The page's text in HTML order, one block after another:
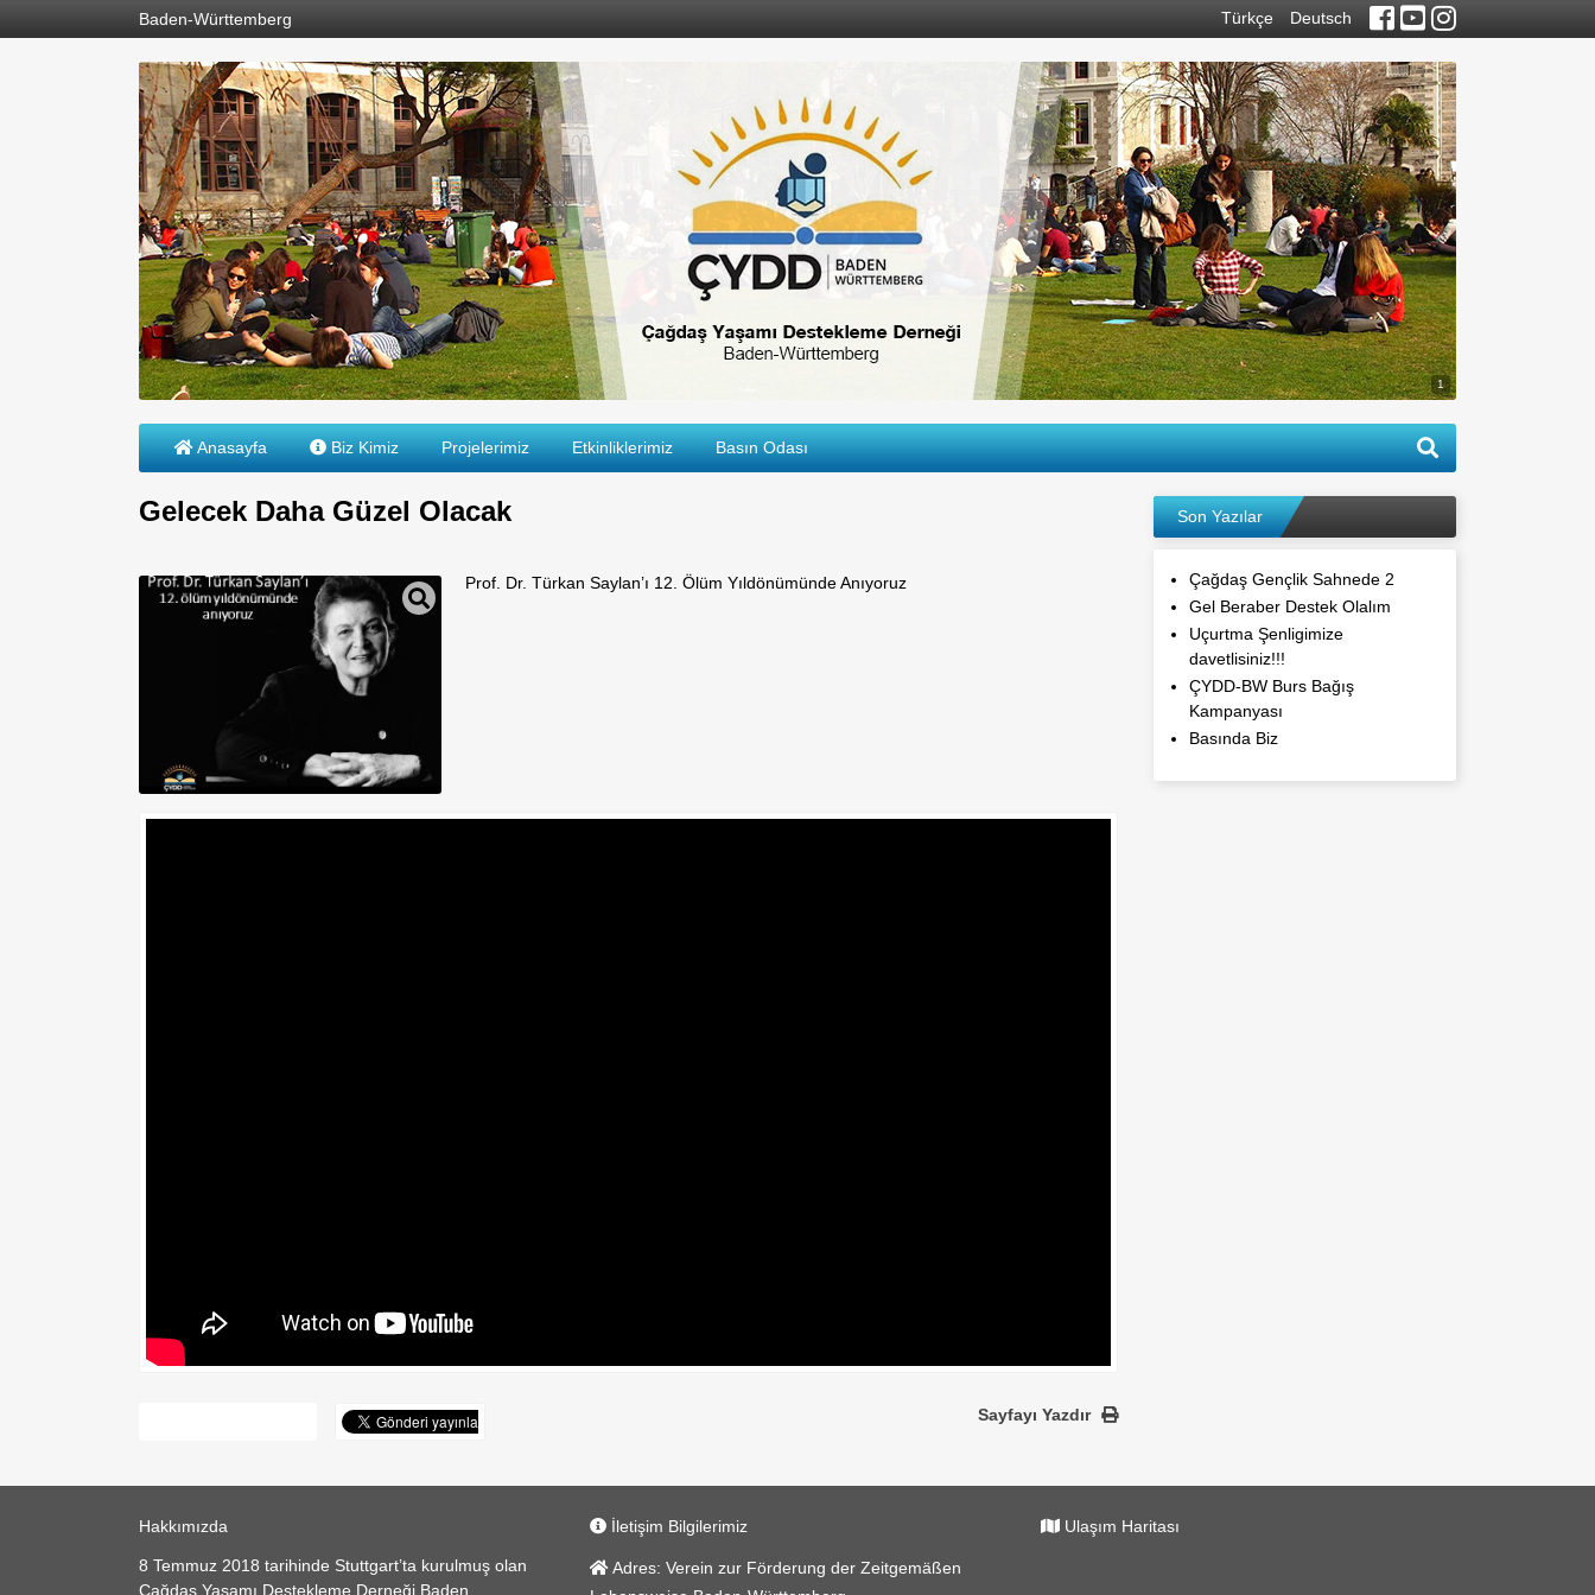
Baden-Württemberg Türkçe Deutsch
1
Anasayfa Biz Kimiz Projelerimiz Etkinliklerimiz Basın Odası
Gelecek Daha Güzel Olacak
Prof. Dr. Türkan Saylan’ı 12. Ölüm Yıldönümünde Anıyoruz
Sayfayı Yazdır
Son Yazılar
Çağdaş Gençlik Sahnede 2
Gel Beraber Destek Olalım
Uçurtma Şenligimize
davetlisiniz!!!
ÇYDD-BW Burs Bağış
Kampanyası
Basında Biz
Hakkımızda
8 Temmuz 2018 tarihinde Stuttgart’ta kurulmuş olan
Çağdaş Yaşamı Destekleme Derneği Baden
İletişim Bilgilerimiz
Adres: Verein zur Förderung der Zeitgemäßen
Ulaşım Haritası